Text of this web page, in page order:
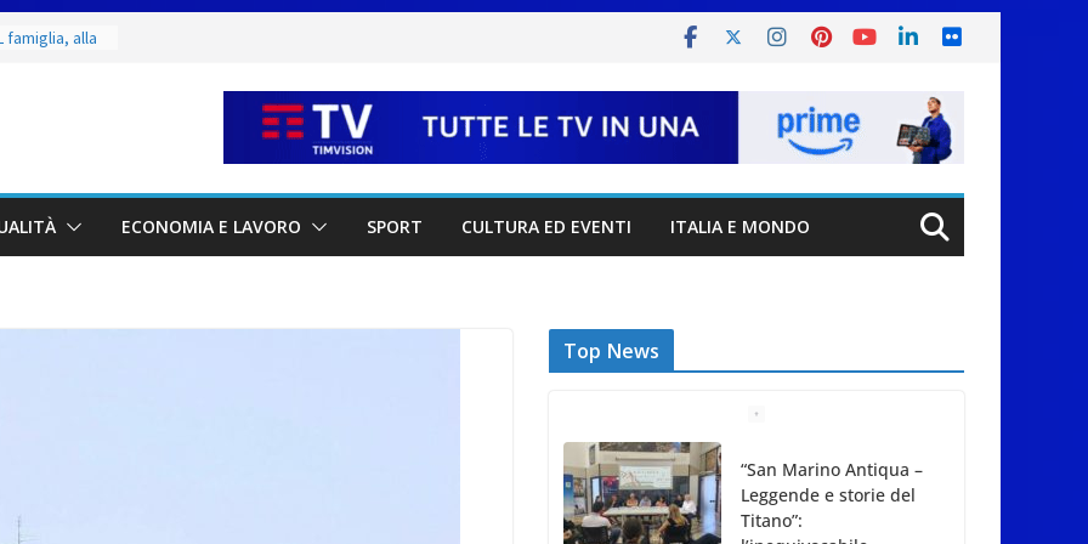
di Marcinelle
collettiva
Incendi
3 al 9
e
Marino
ECONOMIA E LAVORO SPORT CULTURA ED EVENTI ITALIA E MONDO
Top News
Leggende e storie del
Titano”:
successo di pubblico e
di partecipazione
6 Agosto 2026